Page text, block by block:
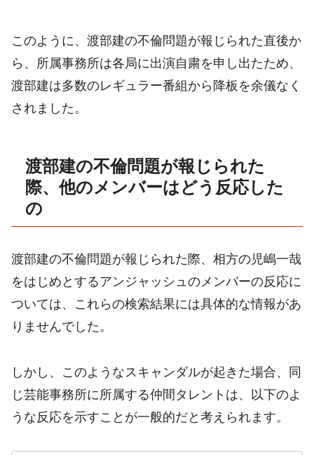
このように、渡部建の不倫問題が報じられた直後か
ら、所属事務所は各局に出演自粛を申し出たため、
渡部建は多数のレギュラー番組から降板を余儀なく
されました。
渡部建の不倫問題が報じられた
際、他のメンバーはどう反応した
の
渡部建の不倫問題が報じられた際、相方の児嶋一哉
をはじめとするアンジャッシュのメンバーの反応に
ついては、これらの検索結果には具体的な情報があ
りませんでした。
しかし、このようなスキャンダルが起きた場合、同
じ芸能事務所に所属する仲間タレントは、以下のよ
うな反応を示すことが一般的だと考えられます。